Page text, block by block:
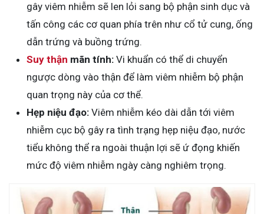
gây viêm nhiễm sẽ len lỏi sang bộ phận sinh dục và
tấn công các cơ quan phía trên như cổ tử cung, ống
dẫn trứng và buồng trứng.
Suy thận mãn tính: Vi khuẩn có thể di chuyển
ngược dòng vào thận để làm viêm nhiễm bộ phận
quan trọng này của cơ thể.
Hẹp niệu đạo: Viêm nhiễm kéo dài dẫn tới viêm
nhiễm cục bộ gây ra tình trạng hẹp niệu đạo, nước
tiểu không thể ra ngoài thuận lợi sẽ ứ đọng khiến
mức độ viêm nhiễm ngày càng nghiêm trọng.